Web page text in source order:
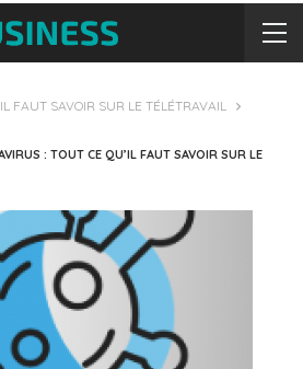
FAUT SAVOIR SUR LE TÉLÉTRAVAIL
: TOUT CE QU’IL FAUT SAVOIR SUR LE